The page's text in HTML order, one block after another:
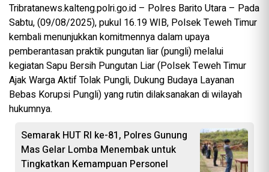
Tribratanews.kalteng.polri.go.id – Polres Barito Utara – Pada
Sabtu, (09/08/2025), pukul 16.19 WIB, Polsek Teweh Timur
kembali menunjukkan komitmennya dalam upaya
pemberantasan praktik pungutan liar (pungli) melalui
kegiatan Sapu Bersih Pungutan Liar (Polsek Teweh Timur
Ajak Warga Aktif Tolak Pungli, Dukung Budaya Layanan
Bebas Korupsi Pungli) yang rutin dilaksanakan di wilayah
hukumnya.
Semarak HUT RI ke-81, Polres Gunung
Mas Gelar Lomba Menembak untuk
Tingkatkan Kemampuan Personel